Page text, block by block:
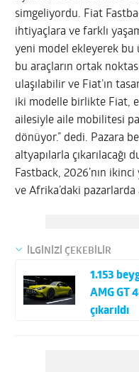
simgeliyordu. Fiat
ihtiyaçlara ve farklı
yeni model ekleyerek bu
bu araçların ortak
ulaşılabilir ve Fiat’ın
iki modelle birlikte Fiat,
ailesiyle aile mobilitesi
dönüyor.” dedi. Pazara
altyapılarla çıkarılacağı
Fastback, 2026’nın ikinci
ve Afrika’daki pazarlarda
İLGİNİZİ ÇEKEBİLİR
1.153
AMG GT
çıkarıldı